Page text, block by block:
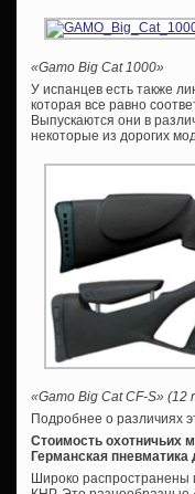
«Gamo Big Cat 1000»
У испанцев есть также
которая все равно
Выпускаются они в
некоторые из дорогих
«Gamo Big Cat CF-S» (12
Подробнее о различиях
Стоимость охотничьих
Германская пневматика
Широко распространены